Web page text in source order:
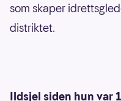
som skaper
distriktet.
Ildsjel siden hun var